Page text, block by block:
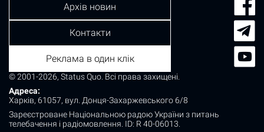
© 2001-2026, Status Quo. Всі права захищені.
Адреса:
Харків, 61057, вул. Донця-Захаржевського 6/8
Зареєстроване Національною радою України з питань
телебачення і радіомовлення. ID: R 40-06013.
Архів новин
Контакти
Реклама в один клік